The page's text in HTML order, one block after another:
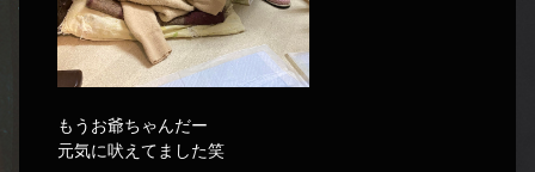
もうお爺ちゃんだー
元気に吠えてました笑